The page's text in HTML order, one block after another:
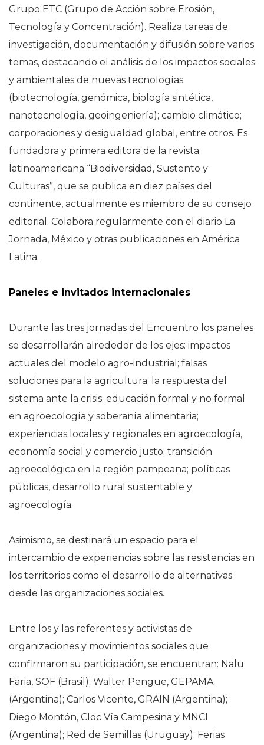
Grupo ETC (Grupo de Acción sobre Erosión,
Tecnología y Concentración). Realiza tareas de
investigación, documentación y difusión sobre varios
temas, destacando el análisis de los impactos sociales
y ambientales de nuevas tecnologías
(biotecnología, genómica, biología sintética,
nanotecnología, geoingeniería); cambio climático;
corporaciones y desigualdad global, entre otros. Es
fundadora y primera editora de la revista
latinoamericana “Biodiversidad, Sustento y
Culturas”, que se publica en diez países del
continente, actualmente es miembro de su consejo
editorial. Colabora regularmente con el diario La
Jornada, México y otras publicaciones en América
Latina.
Paneles e invitados internacionales
Durante las tres jornadas del Encuentro los paneles
se desarrollarán alrededor de los ejes: impactos
actuales del modelo agro-industrial; falsas
soluciones para la agricultura; la respuesta del
sistema ante la crisis; educación formal y no formal
en agroecología y soberanía alimentaria;
experiencias locales y regionales en agroecología,
economía social y comercio justo; transición
agroecológica en la región pampeana; políticas
públicas, desarrollo rural sustentable y
agroecología.
Asimismo, se destinará un espacio para el
intercambio de experiencias sobre las resistencias en
los territorios como el desarrollo de alternativas
desde las organizaciones sociales.
Entre los y las referentes y activistas de
organizaciones y movimientos sociales que
confirmaron su participación, se encuentran: Nalu
Faria, SOF (Brasil); Walter Pengue, GEPAMA
(Argentina); Carlos Vicente, GRAIN (Argentina);
Diego Montón, Cloc Vía Campesina y MNCI
(Argentina); Red de Semillas (Uruguay); Ferias